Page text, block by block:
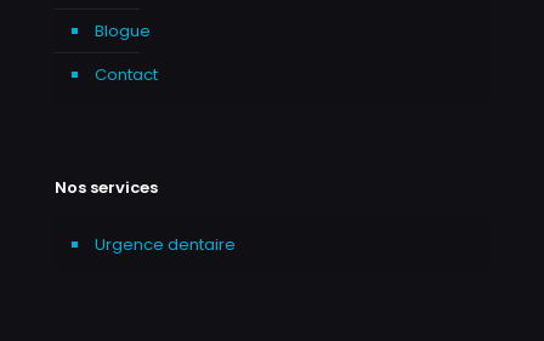
Blogue
Contact
Nos services
Urgence dentaire